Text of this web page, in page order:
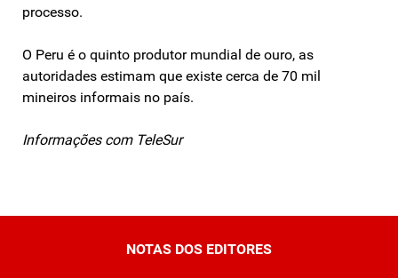
processo.
O Peru é o quinto produtor mundial de ouro, as
autoridades estimam que existe cerca de 70 mil
mineiros informais no país.
Informações com TeleSur
NOTAS DOS EDITORES